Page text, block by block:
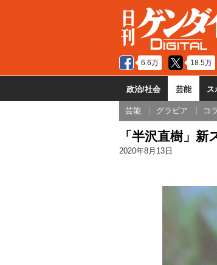
6.6万 18.5万
政治/社会 芸能 ス
芸能 グラビア コ
「半沢直樹」
2020年8月13日